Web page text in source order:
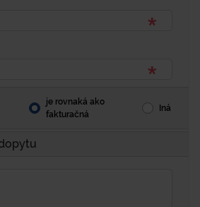
je rovnaká ako
fakturačná
Iná